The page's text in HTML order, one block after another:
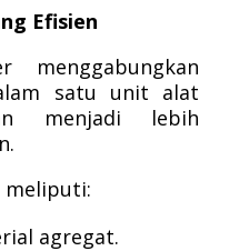
Efisien
menggabungkan
satu unit alat
menjadi lebih
meliputi:
agregat.